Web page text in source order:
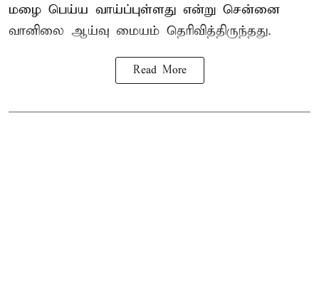
மழை பெய்ய வாய்ப்புள்ளது என்று சென்னை
வானிலை ஆய்வு மையம் தெரிவித்திருந்தது.
Read More